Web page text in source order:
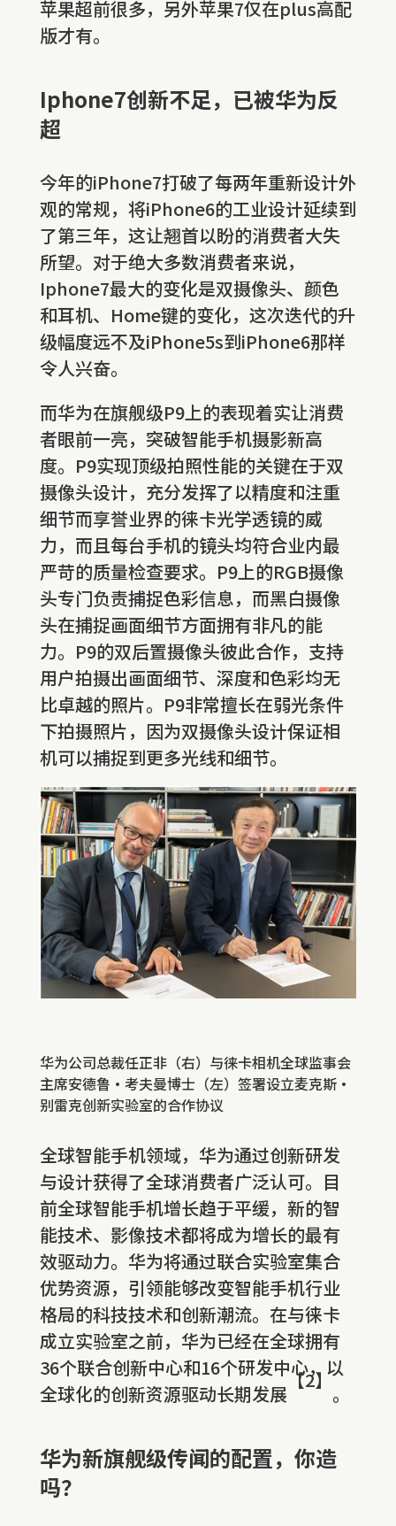
苹果超前很多，另外苹果7仅在plus高配
版才有。
Iphone7创新不足，已被华为反
超
今年的iPhone7打破了每两年重新设计外
观的常规，将iPhone6的工业设计延续到
了第三年，这让翘首以盼的消费者大失
所望。对于绝大多数消费者来说，
Iphone7最大的变化是双摄像头、颜色
和耳机、Home键的变化，这次迭代的升
级幅度远不及iPhone5s到iPhone6那样
令人兴奋。
而华为在旗舰级P9上的表现着实让消费
者眼前一亮，突破智能手机摄影新高
度。P9实现顶级拍照性能的关键在于双
摄像头设计，充分发挥了以精度和注重
细节而享誉业界的徕卡光学透镜的威
力，而且每台手机的镜头均符合业内最
严苛的质量检查要求。P9上的RGB摄像
头专门负责捕捉色彩信息，而黑白摄像
头在捕捉画面细节方面拥有非凡的能
力。P9的双后置摄像头彼此合作，支持
用户拍摄出画面细节、深度和色彩均无
比卓越的照片。P9非常擅长在弱光条件
下拍摄照片，因为双摄像头设计保证相
机可以捕捉到更多光线和细节。
华为公司总裁任正非（右）与徕卡相机全球监事会
主席安德鲁•考夫曼博士（左）签署设立麦克斯•
别雷克创新实验室的合作协议
全球智能手机领域，华为通过创新研发
与设计获得了全球消费者广泛认可。目
前全球智能手机增长趋于平缓，新的智
能技术、影像技术都将成为增长的最有
效驱动力。华为将通过联合实验室集合
优势资源，引领能够改变智能手机行业
格局的科技技术和创新潮流。在与徕卡
成立实验室之前，华为已经在全球拥有
36个联合创新中心和16个研发中心，以
全球化的创新资源驱动长期发展
【2】
。
华为新旗舰级传闻的配置，你造
吗？